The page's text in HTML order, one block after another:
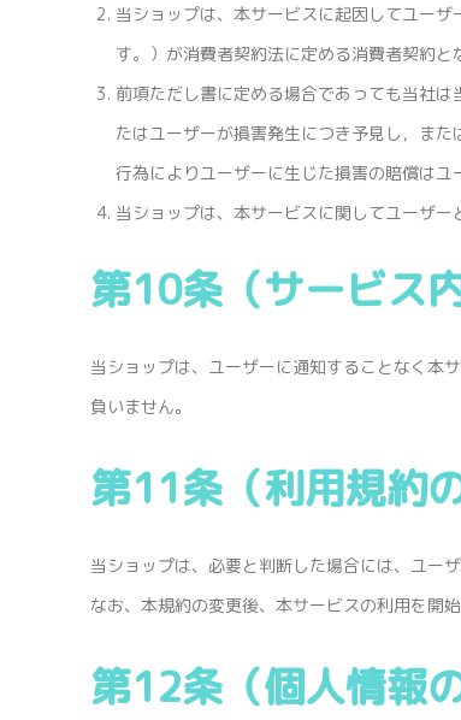
当ショップは、本サービスに起因してユー
す。）が消費者契約法に定める消費者契約と
前項ただし書に定める場合であっても当社
たはユーザーが損害発生につき予見し，ま
行為によりユーザーに生じた損害の賠償はユ
当ショップは、本サービスに関してユーザ
第10条（サービス
当ショップは、ユーザーに通知することなく本
負いません。
第11条（利用規約
当ショップは、必要と判断した場合には、ユー
なお、本規約の変更後、本サービスの利用を開
第12条（個人情報